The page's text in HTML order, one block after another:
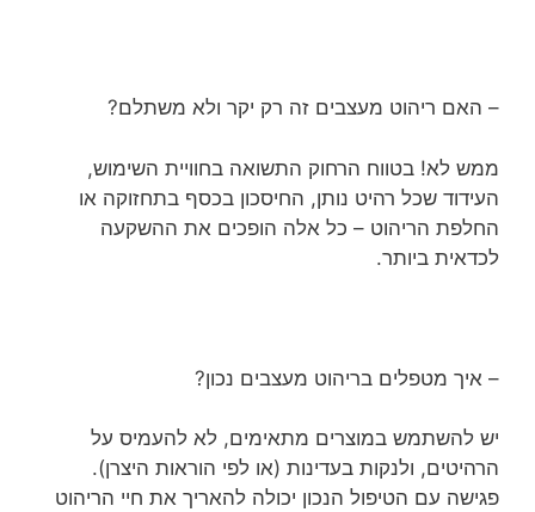
– האם ריהוט מעצבים זה רק יקר ולא משתלם?
ממש לא! בטווח הרחוק התשואה בחוויית השימוש,
העידוד שכל רהיט נותן, החיסכון בכסף בתחזוקה או
החלפת הריהוט – כל אלה הופכים את ההשקעה
לכדאית ביותר.
– איך מטפלים בריהוט מעצבים נכון?
יש להשתמש במוצרים מתאימים, לא להעמיס על
הרהיטים, ולנקות בעדינות (או לפי הוראות היצרן).
פגישה עם הטיפול הנכון יכולה להאריך את חיי הריהוט